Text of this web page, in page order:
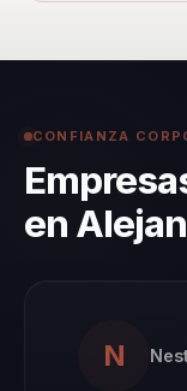
los líderes con
prácticas para
fomentar el
compromiso y
Alejandro
CONFIANZA
en
N